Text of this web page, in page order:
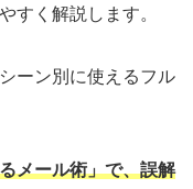
すく解説します。
ーン別に使えるフル
メール術」で、誤解